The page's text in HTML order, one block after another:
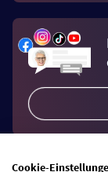
Cookie-